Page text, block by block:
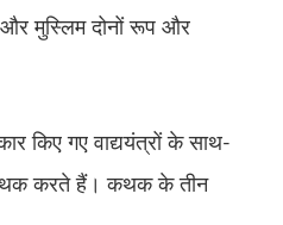
और मुस्लिम दोनों रूप और
किए गए वाद्ययंत्रों के साथ-
करते हैं। कथक के तीन